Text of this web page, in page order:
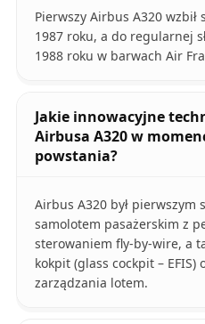
Pierwszy Airbus A320
1987 roku, a do regularnej
1988 roku w barwach Air
Jakie innowacyjne
Airbusa A320 w
powstania?
Airbus A320 był pierwszym
samolotem pasażerskim z
sterowaniem fly-by-wire, a
kokpit (glass cockpit –
zarządzania lotem.